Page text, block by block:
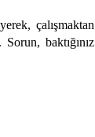
çalışmaktan
baktığınız